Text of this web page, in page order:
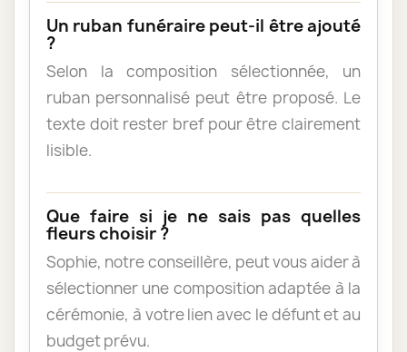
Un ruban funéraire peut-il être ajouté
?
Selon la composition sélectionnée, un
ruban personnalisé peut être proposé. Le
texte doit rester bref pour être clairement
lisible.
Que faire si je ne sais pas quelles
fleurs choisir ?
Sophie, notre conseillère, peut vous aider à
sélectionner une composition adaptée à la
cérémonie, à votre lien avec le défunt et au
budget prévu.